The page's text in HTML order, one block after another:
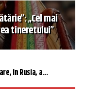
„Cel mai
tineretului”
în Rusia, a...